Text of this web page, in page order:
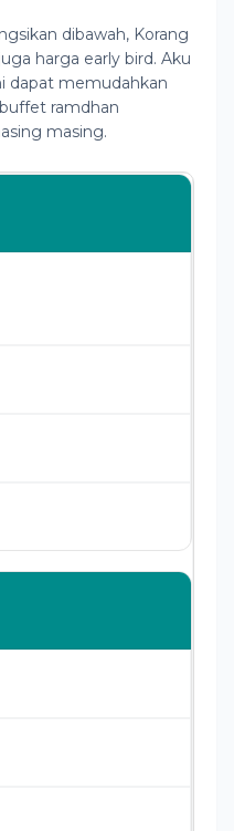
dibawah, Korang
harga early bird. Aku
dapat memudahkan
ramdhan
masing.